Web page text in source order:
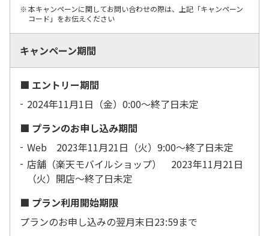
本キャンペーンに関してお問い合わせの際は、上記「キャンペーン
コード」をお伝えください
キャンペーン期間
■ エントリー期間
2024年11月1日（金）0:00～終了日未定
■ プランのお申し込み期間
Web 2023年11月21日（火）9:00～終了日未定
店舗（楽天モバイルショップ） 2023年11月21日
（火）開店～終了日未定
■ プラン利用開始期限
プランのお申し込みの翌月末日23:59まで